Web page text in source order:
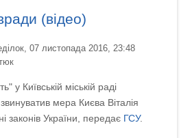
(відео)
07 листопада 2016, 23:48
у Київській міській раді
мера Києва Віталія
законів України, передає ГСУ.